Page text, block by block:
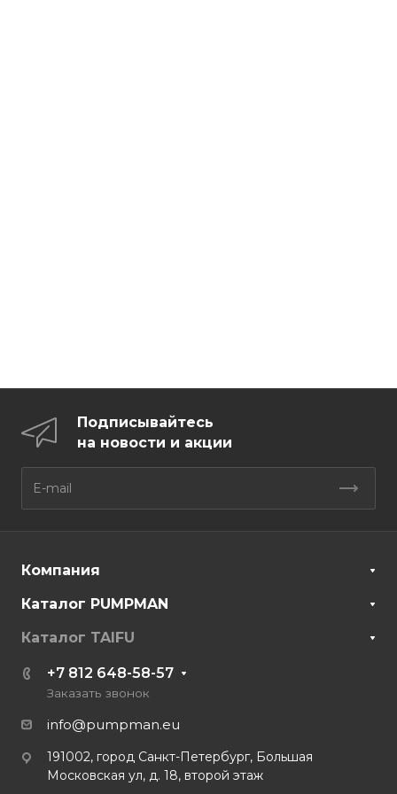
Подписывайтесь
на новости и акции
Компания
Каталог PUMPMAN
Каталог TAIFU
+7 812 648-58-57
Заказать звонок
info@pumpman.eu
191002, город Санкт-Петербург, Большая
Московская ул, д. 18, второй этаж